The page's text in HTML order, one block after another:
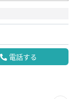
電話する